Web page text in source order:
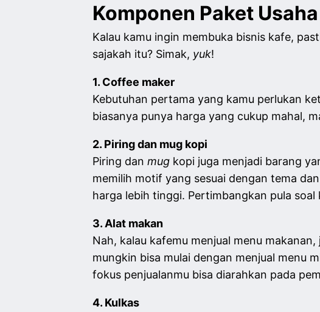
Komponen Paket
Kalau kamu ingin membuka bisnis kafe,
sajakah itu? Simak, yuk!
1. Coffee maker
Kebutuhan pertama yang kamu perlukan
biasanya punya harga yang cukup mahal,
2. Piring dan mug kopi
Piring dan mug kopi juga menjadi barang
memilih motif yang sesuai dengan tema dan
harga lebih tinggi. Pertimbangkan pula
3. Alat makan
Nah, kalau kafemu menjual menu
mungkin bisa mulai dengan menjual menu
fokus penjualanmu bisa diarahkan pada
4. Kulkas